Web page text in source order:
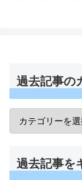
過去記事
過去記事を